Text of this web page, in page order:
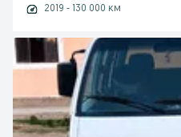
2019 - 130 000 км